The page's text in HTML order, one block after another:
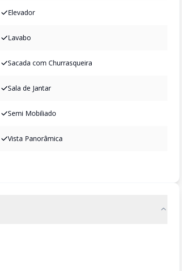
Elevador
Lavabo
Sacada com Churrasqueira
Sala de Jantar
Semi Mobiliado
Vista Panorâmica